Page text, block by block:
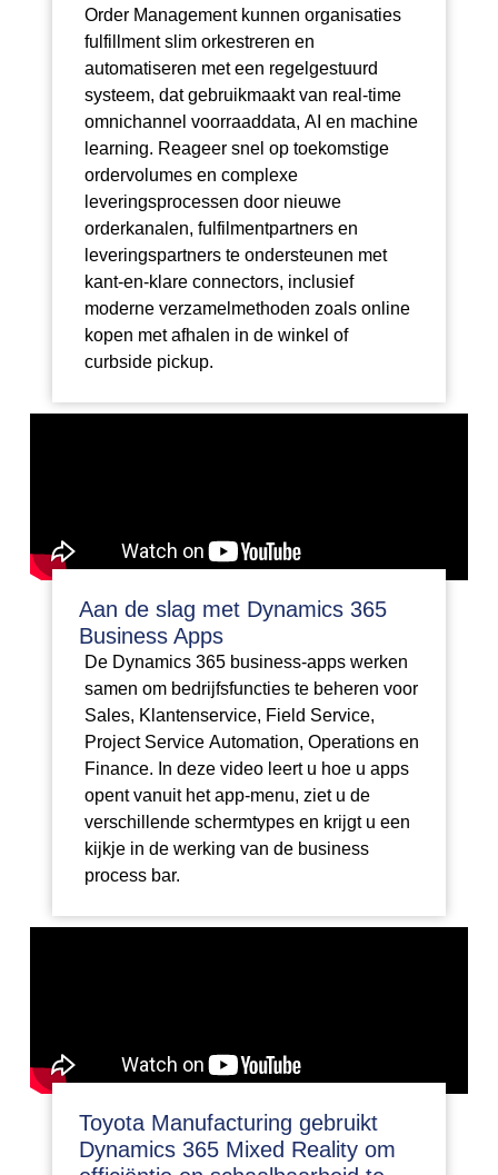
Order Management kunnen organisaties
fulfillment slim orkestreren en
automatiseren met een regelgestuurd
systeem, dat gebruikmaakt van real-time
omnichannel voorraaddata, AI en machine
learning. Reageer snel op toekomstige
ordervolumes en complexe
leveringsprocessen door nieuwe
orderkanalen, fulfilmentpartners en
leveringspartners te ondersteunen met
kant-en-klare connectors, inclusief
moderne verzamelmethoden zoals online
kopen met afhalen in de winkel of
curbside pickup.
Aan de slag met Dynamics 365
Business Apps
De Dynamics 365 business-apps werken
samen om bedrijfsfuncties te beheren voor
Sales, Klantenservice, Field Service,
Project Service Automation, Operations en
Finance. In deze video leert u hoe u apps
opent vanuit het app-menu, ziet u de
verschillende schermtypes en krijgt u een
kijkje in de werking van de business
process bar.
Toyota Manufacturing gebruikt
Dynamics 365 Mixed Reality om